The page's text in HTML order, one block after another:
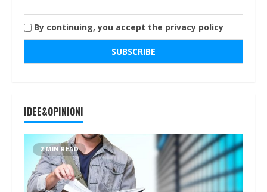
By continuing, you accept the privacy policy
IDEE&OPINIONI
2 MIN READ